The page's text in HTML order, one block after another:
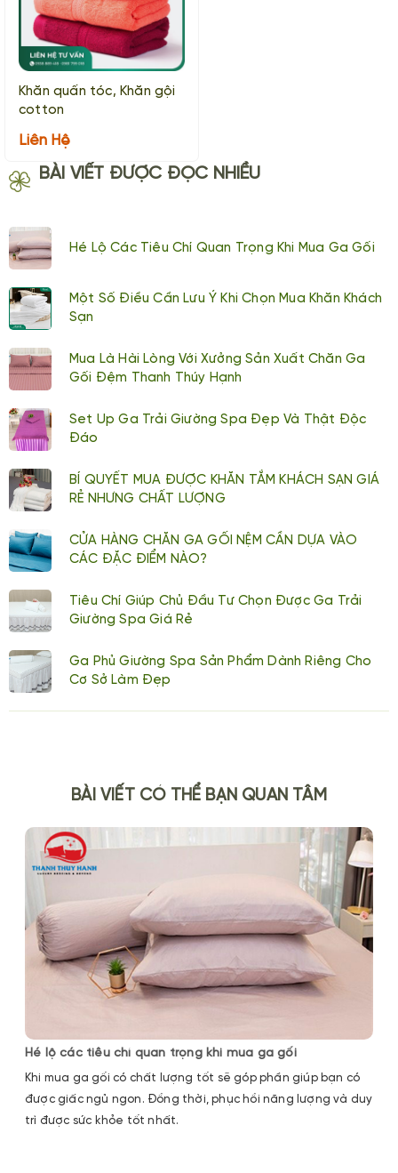
Khăn quấn tóc, Khăn gội
cotton
Liên Hệ
BÀI VIẾT ĐƯỢC ĐỌC NHIỀU
Hé Lộ Các Tiêu Chí Quan Trọng Khi Mua Ga Gối
Một Số Điều Cần Lưu Ý Khi Chọn Mua Khăn Khách
Sạn
Mua Là Hài Lòng Với Xưởng Sản Xuất Chăn Ga
Gối Đệm Thanh Thúy Hạnh
Set Up Ga Trải Giường Spa Đẹp Và Thật Độc
Đáo
BÍ QUYẾT MUA ĐƯỢC KHĂN TẮM KHÁCH SẠN GIÁ
RẺ NHƯNG CHẤT LƯỢNG
CỬA HÀNG CHĂN GA GỐI NỆM CẦN DỰA VÀO
CÁC ĐẶC ĐIỂM NÀO?
Tiêu Chí Giúp Chủ Đầu Tư Chọn Được Ga Trải
Giường Spa Giá Rẻ
Ga Phủ Giường Spa Sản Phẩm Dành Riêng Cho
Cơ Sở Làm Đẹp
BÀI VIẾT CÓ THỂ BẠN QUAN TÂM
Hé lộ các tiêu chí quan trọng khi mua ga gối
Khi mua ga gối có chất lượng tốt sẽ góp phần giúp bạn có
được giấc ngủ ngon. Đồng thời, phục hồi năng lượng và duy
trì được sức khỏe tốt nhất.